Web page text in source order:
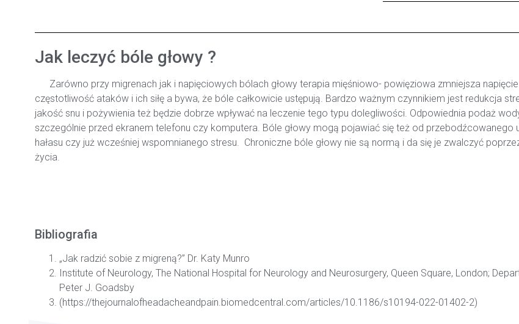
Jak leczyć bóle głowy ?
Zarówno przy migrenach jak i napięciowych bólach głowy terapia mięśniowo- powięziowa zmniejsza napięcie
częstotliwość ataków i ich siłę a bywa, że bóle całkowicie ustępują. Bardzo ważnym czynnikiem jest redukcja
jakość snu i pożywienia też będzie dobrze wpływać na leczenie tego typu dolegliwości. Odpowiednia podaż
szczególnie przed ekranem telefonu czy komputera. Bóle głowy mogą pojawiać się też od przebodźcowanego
hałasu czy już wcześniej wspomnianego stresu. Chroniczne bóle głowy nie są normą i da się je zwalczyć
życia.
Bibliografia
„Jak radzić sobie z migreną?” Dr. Katy Munro
Institute of Neurology, The National Hospital for Neurology and Neurosurgery, Queen Square, London;
Peter J. Goadsby
(https://thejournalofheadacheandpain.biomedcentral.com/articles/10.1186/s10194-022-01402-2)